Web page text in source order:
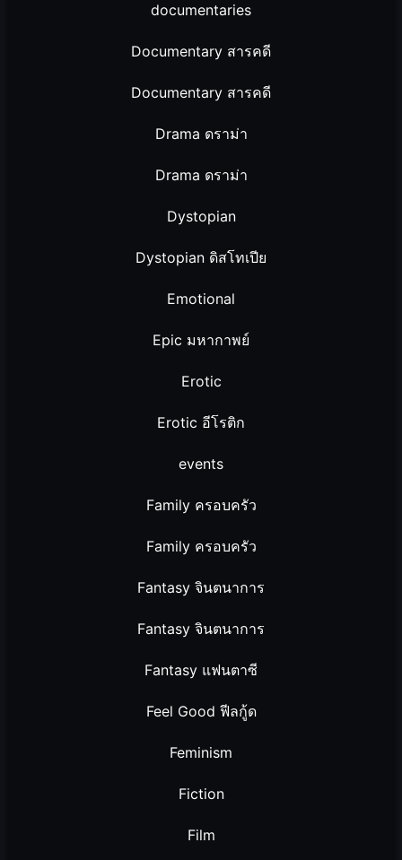
documentaries
Documentary สารคดี
Documentary สารคดี
Drama ดราม่า
Drama ดราม่า
Dystopian
Dystopian ดิสโทเปีย
Emotional
Epic มหากาพย์
Erotic
Erotic อีโรติก
events
Family ครอบครัว
Family ครอบครัว
Fantasy จินตนาการ
Fantasy จินตนาการ
Fantasy แฟนตาซี
Feel Good ฟีลกู้ด
Feminism
Fiction
Film